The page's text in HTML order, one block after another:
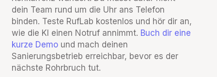
dein Team rund um die Uhr ans Telefon
binden. Teste RufLab kostenlos und hör dir an,
wie die KI einen Notruf annimmt. Buch dir eine
kurze Demo und mach deinen
Sanierungsbetrieb erreichbar, bevor es der
nächste Rohrbruch tut.